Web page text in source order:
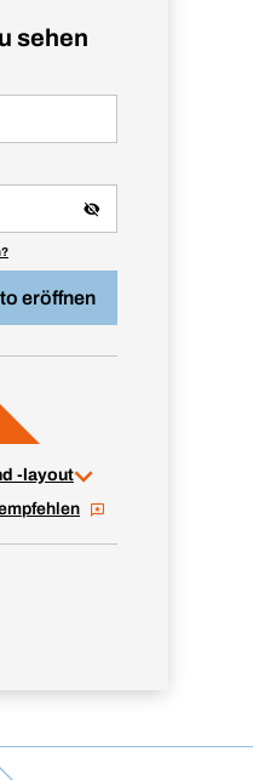
sehen
eröffnen
-layout